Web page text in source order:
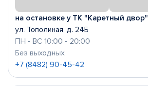
на остановке у ТК "Каретный двор"
ул. Тополиная, д. 24Б
ПН - ВС 10:00 - 20:00
Без выходных
+7 (8482) 90-45-42